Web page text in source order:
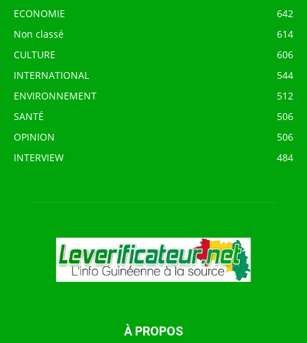
ECONOMIE
642
Non classé
614
CULTURE
606
INTERNATIONAL
544
ENVIRONNEMENT
512
SANTÉ
506
OPINION
506
INTERVIEW
484
À PROPOS